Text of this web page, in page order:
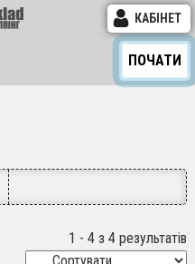
КАБІНЕТ
ПОЧАТИ
1 - 4 з 4 результатів